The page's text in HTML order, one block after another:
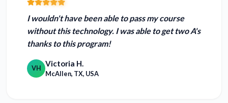
I wouldn't have been able to pass my course
without this technology. I was able to get two A's
thanks to this program!
VH Victoria H.
McAllen, TX, USA